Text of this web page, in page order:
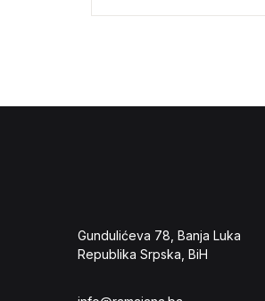
Gundulićeva 78, Banja Luka
Republika Srpska, BiH